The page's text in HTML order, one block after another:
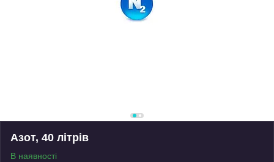
Азот, 40 літрів
В наявності